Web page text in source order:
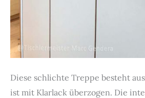
Diese schlichte Treppe besteht
ist mit Klarlack überzogen. Die